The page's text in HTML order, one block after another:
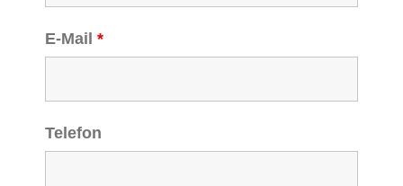
E-Mail *
Telefon